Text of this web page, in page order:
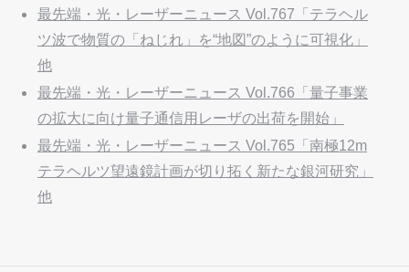
最先端・光・レーザーニュース Vol.767「テラヘル
ツ波で物質の「ねじれ」を“地図”のように可視化」
他
最先端・光・レーザーニュース Vol.766「量子事業
の拡大に向け量子通信用レーザの出荷を開始」
最先端・光・レーザーニュース Vol.765「南極12m
テラヘルツ望遠鏡計画が切り拓く新たな銀河研究」
他